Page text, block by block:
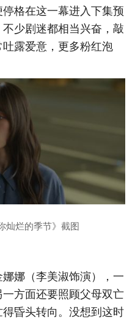
格在这一幕进入下集预
少剧迷都相当兴奋，敲
露爱意，更多粉红泡
灿烂的季节》截图
娜（李美淑饰演），一
方面还要照顾父母双亡
昏头转向。没想到这时